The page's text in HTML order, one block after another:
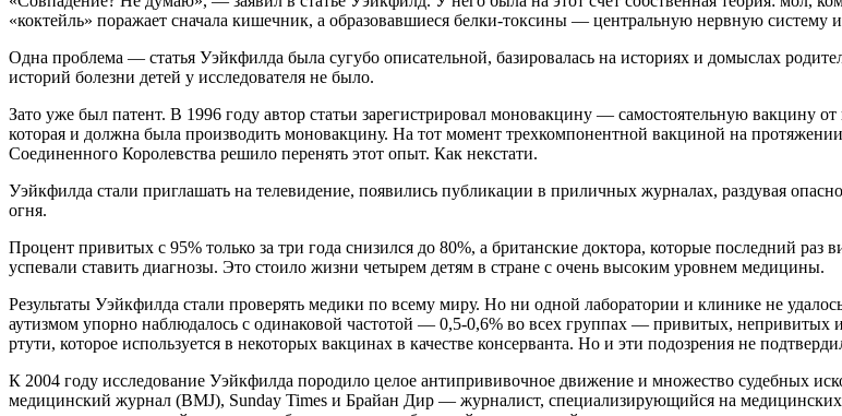
«коктейль» поражает сначала кишечник, а образовавшиеся белки-токсины — центральную нервную систему
Одна проблема — статья Уэйкфилда была сугубо описательной, базировалась на историях и домыслах
историй болезни детей у исследователя не было.
Зато уже был патент. В 1996 году автор статьи зарегистрировал моновакцину — самостоятельную вакцину
которая и должна была производить моновакцину. На тот момент трехкомпонентной вакциной на
Соединенного Королевства решило перенять этот опыт. Как некстати.
Уэйкфилда стали приглашать на телевидение, появились публикации в приличных журналах, раздувая
огня.
Процент привитых с 95% только за три года снизился до 80%, а британские доктора, которые последний
успевали ставить диагнозы. Это стоило жизни четырем детям в стране с очень высоким уровнем медицины.
Результаты Уэйкфилда стали проверять медики по всему миру. Но ни одной лаборатории и клинике не
аутизмом упорно наблюдалось с одинаковой частотой — 0,5-0,6% во всех группах — привитых, непривитых
ртути, которое используется в некоторых вакцинах в качестве консерванта. Но и эти подозрения не
К 2004 году исследование Уэйкфилда породило целое антипрививочное движение и множество судебных
медицинский журнал (BMJ), Sunday Times и Брайан Дир — журналист, специализирующийся на медицинских